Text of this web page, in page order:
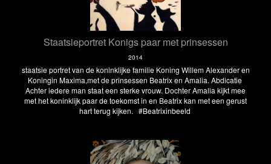
Staatsieportret Konigs paar met prinsessen
2014
staatsie portret van de koninklijke familie Koning Willem Alexander en
Koningin Maxima,met de prinsessen Beatrix en Amalia. Abdicatie
Achter iedere man staat een sterke vrouw. Dochter Amalia kijkt mee
met het koninklijk paar de toekomst in en Beatrix kan met een gerust
hart terug kijken. #Beatrixinbeeld